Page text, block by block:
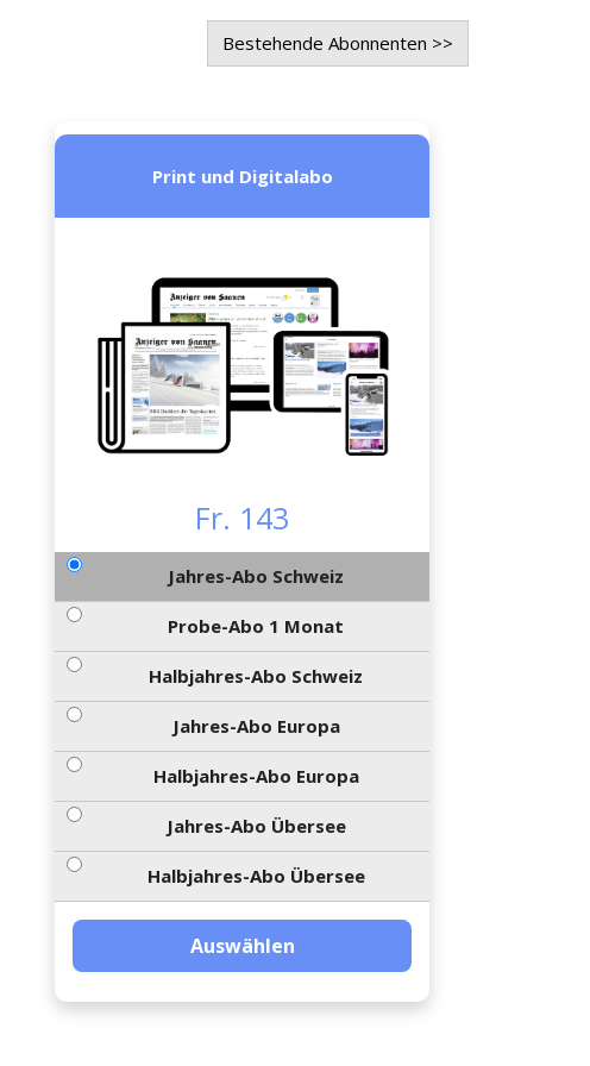
Bestehende Abonnenten >>
Print und Digitalabo
Fr. 143
Jahres-Abo Schweiz
Probe-Abo 1 Monat
Halbjahres-Abo Schweiz
Jahres-Abo Europa
Halbjahres-Abo Europa
Jahres-Abo Übersee
Halbjahres-Abo Übersee
Auswählen